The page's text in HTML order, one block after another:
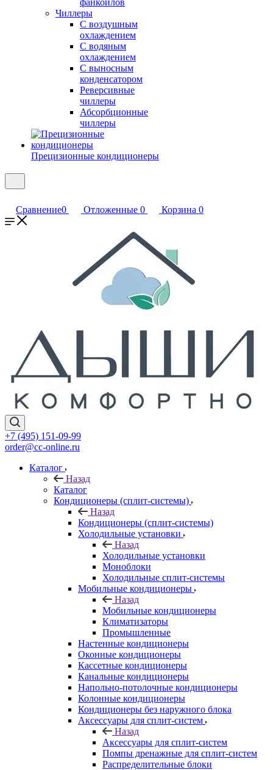
фанкойлов
Чиллеры
С воздушным
охлаждением
С водяным
охлаждением
С выносным
конденсатором
Реверсивные
чиллеры
Абсорбционные
чиллеры
Прецизионные кондиционеры
Сравнение0 Отложенные 0 Корзина 0
+7 (495) 151-09-99
order@cc-online.ru
Каталог
Назад
Каталог
Кондиционеры (сплит-системы)
Назад
Кондиционеры (сплит-системы)
Холодильные установки
Назад
Холодильные установки
Моноблоки
Холодильные сплит-системы
Мобильные кондиционеры
Назад
Мобильные кондиционеры
Климатизаторы
Промышленные
Настенные кондиционеры
Оконные кондиционеры
Кассетные кондиционеры
Канальные кондиционеры
Напольно-потолочные кондиционеры
Колонные кондиционеры
Кондиционеры без наружного блока
Аксессуары для сплит-систем
Назад
Аксессуары для сплит-систем
Помпы дренажные для сплит-систем
Распределительные блоки